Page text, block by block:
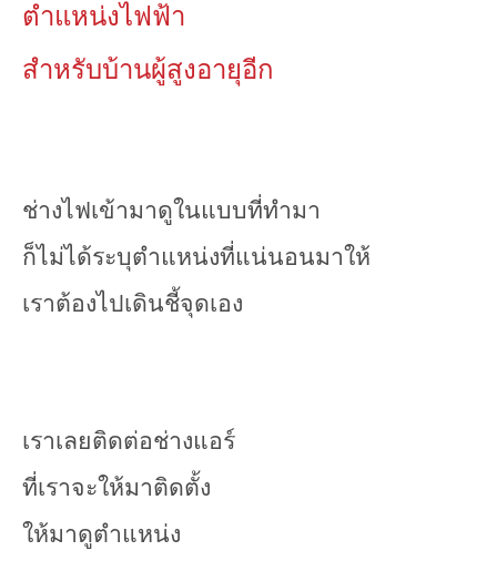
ตำแหน่งไฟฟ้า
สำหรับบ้านผู้สูงอายุอีก
ช่างไฟเข้ามาดูในแบบที่ทำมา
ก็ไม่ได้ระบุตำแหน่งที่แน่นอนมาให้
เราต้องไปเดินชี้จุดเอง
เราเลยติดต่อช่างแอร์
ที่เราจะให้มาติดตั้ง
ให้มาดูตำแหน่ง